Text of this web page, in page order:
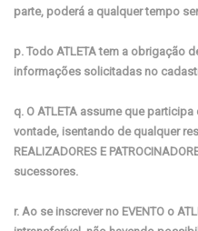
parte, poderá a qualquer tempo
p. Todo ATLETA tem a obrigação
informações solicitadas no
q. O ATLETA assume que
vontade, isentando de qualquer
REALIZADORES E
sucessores.
r. Ao se inscrever no EVENTO o